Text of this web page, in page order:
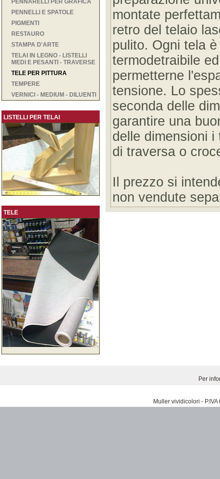
PENNARELLI PER GRAFICA
PENNELLI E SPATOLE
PIGMENTI
RESTAURO
STAMPA D'ARTE
TELAI IN LEGNO - LISTELLI
MEDI E PESANTI - TRAVERSE
TELE PER PITTURA
TEMPERE
VERNICI - MEDIUM - DILUENTI
LISTELLI PER TELAI
TELE
montate
retro del telaio
pulito. Ogni tela
termodetraibile
permetterne
tensione. Lo
seconda delle
garantire una
delle dimensioni
di traversa o
Il prezzo si
non vendute
Per
Muller vividicolori -